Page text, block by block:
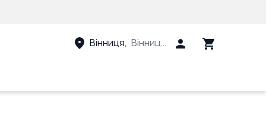
Вінниця, Вінницький район, Вінницька